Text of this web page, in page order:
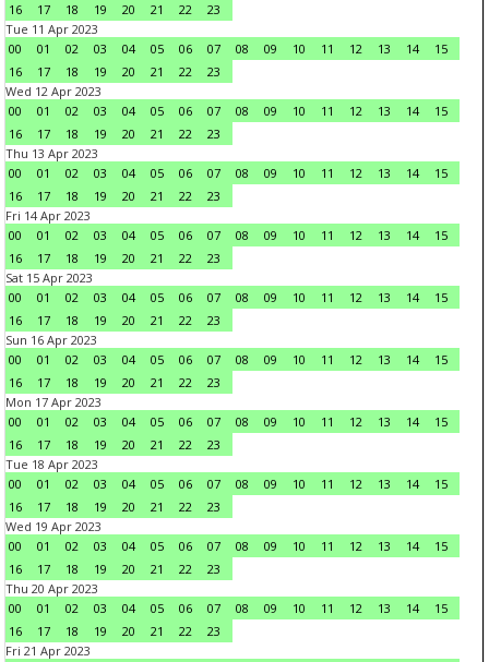
16
17 18 19 20 21 22
23
Tue 11 Apr 2023
00
01 02 03 04 05 06 07 08 09 10 11 12 13 14
15
16
17 18 19 20 21 22
23
Wed 12 Apr 2023
00
01 02 03 04 05 06 07 08 09 10 11 12 13 14
15
16
17 18 19 20 21 22
23
Thu 13 Apr 2023
00
01 02 03 04 05 06 07 08 09 10 11 12 13 14
15
16
17 18 19 20 21 22
23
Fri 14 Apr 2023
00
01 02 03 04 05 06 07 08 09 10 11 12 13 14
15
16
17 18 19 20 21 22
23
Sat 15 Apr 2023
00
01 02 03 04 05 06 07 08 09 10 11 12 13 14
15
16
17 18 19 20 21 22
23
Sun 16 Apr 2023
00
01 02 03 04 05 06 07 08 09 10 11 12 13 14
15
16
17 18 19 20 21 22
23
Mon 17 Apr 2023
00
01 02 03 04 05 06 07 08 09 10 11 12 13 14
15
16
17 18 19 20 21 22
23
Tue 18 Apr 2023
00
01 02 03 04 05 06 07 08 09 10 11 12 13 14
15
16
17 18 19 20 21 22
23
Wed 19 Apr 2023
00
01 02 03 04 05 06 07 08 09 10 11 12 13 14
15
16
17 18 19 20 21 22
23
Thu 20 Apr 2023
00
01 02 03 04 05 06 07 08 09 10 11 12 13 14
15
16
17 18 19 20 21 22
23
Fri 21 Apr 2023